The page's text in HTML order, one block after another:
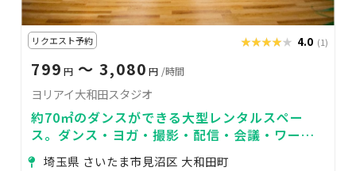
リクエスト予約 ★★★★★
★★★★★ 4.0 (1)
799 円 〜 3,080 円 /時間
ヨリアイ大和田スタジオ
約70㎡のダンスができる大型レンタルスペー
ス。ダンス・ヨガ・撮影・配信・会議・ワーク
ショップ・セミナーなど多目的に利用可能
埼玉県 さいたま市見沼区 大和田町